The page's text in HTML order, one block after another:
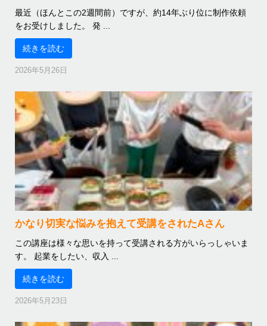
最近（ほんとこの2週間前）ですが、約14年ぶり位に制作依頼
をお受けしました。 発 ...
続きを読む
2026年5月26日
かなり切実な悩みを抱えて受講をされたAさん
この講座は様々な思いを持って受講される方がいらっしゃいま
す。 起業をしたい、収入 ...
続きを読む
2026年5月23日